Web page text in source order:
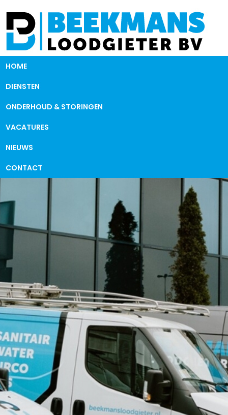
HOME
DIENSTEN
ONDERHOUD & STORINGEN
VACATURES
NIEUWS
CONTACT